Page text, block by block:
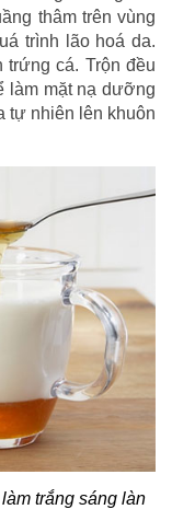
thâm trên vùng
trình lão hoá da.
cá. Trộn đều
làm mặt nạ dưỡng
tự nhiên lên khuôn
trắng sáng làn